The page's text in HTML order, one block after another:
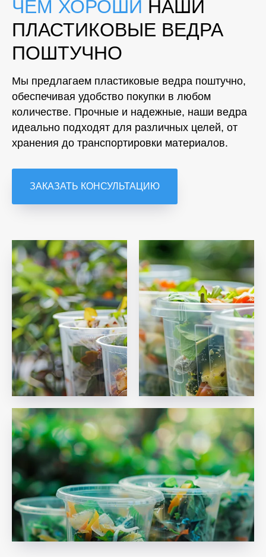
ЧЕМ ХОРОШИ НАШИ
ПЛАСТИКОВЫЕ ВЕДРА
ПОШТУЧНО
Мы предлагаем пластиковые ведра поштучно,
обеспечивая удобство покупки в любом
количестве. Прочные и надежные, наши ведра
идеально подходят для различных целей, от
хранения до транспортировки материалов.
ЗАКАЗАТЬ КОНСУЛЬТАЦИЮ